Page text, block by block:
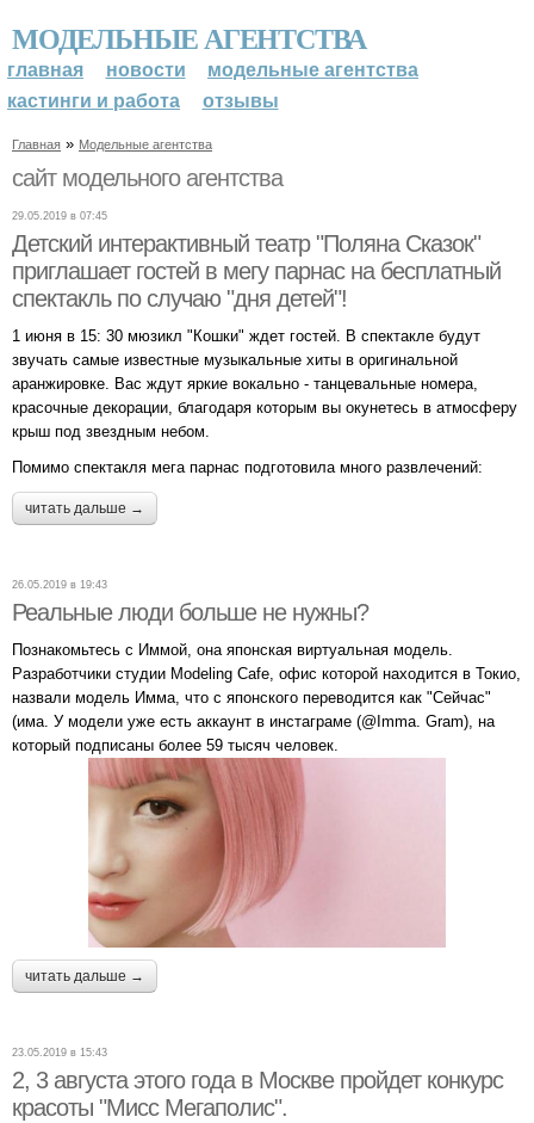
МОДЕЛЬНЫЕ АГЕНТСТВА
главная новости
модельные агентства
кастинги и работа
отзывы
Главная » Модельные агентства
сайт модельного агентства
29.05.2019 в 07:45
Детский интерактивный театр "Поляна Сказок"
приглашает гостей в мегу парнас на бесплатный
спектакль по случаю "дня детей"!
1 июня в 15: 30 мюзикл "Кошки" ждет гостей. В спектакле будут
звучать самые известные музыкальные хиты в оригинальной
аранжировке. Вас ждут яркие вокально - танцевальные номера,
красочные декорации, благодаря которым вы окунетесь в атмосферу
крыш под звездным небом.
Помимо спектакля мега парнас подготовила много развлечений:
читать дальше →
26.05.2019 в 19:43
Реальные люди больше не нужны?
Познакомьтесь с Иммой, она японская виртуальная модель.
Разработчики студии Modeling Cafe, офис которой находится в Токио,
назвали модель Имма, что с японского переводится как "Сейчас"
(има. У модели уже есть аккаунт в инстаграме (@Imma. Gram), на
который подписаны более 59 тысяч человек.
читать дальше →
23.05.2019 в 15:43
2, 3 августа этого года в Москве пройдет конкурс
красоты "Мисс Мегаполис".